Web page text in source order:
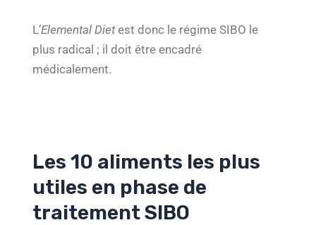
L’Elemental Dietest donc le régime SIBO le
plus radical ; il doit être encadré
médicalement.
Les 10 aliments les plus
utiles en phase de
traitement SIBO